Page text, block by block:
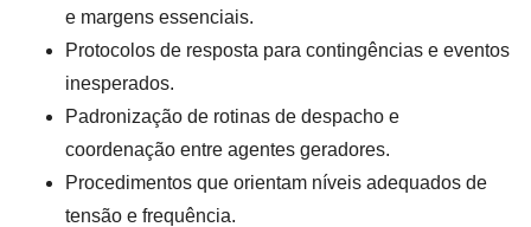
e margens essenciais.
Protocolos de resposta para contingências e eventos
inesperados.
Padronização de rotinas de despacho e
coordenação entre agentes geradores.
Procedimentos que orientam níveis adequados de
tensão e frequência.